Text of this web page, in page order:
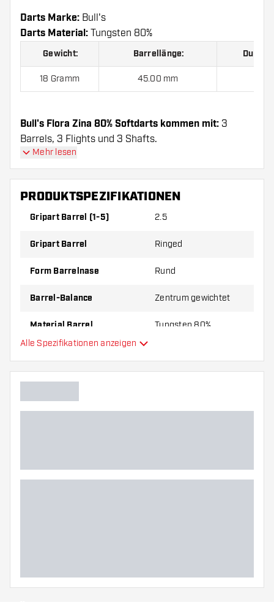
Darts Marke: Bull's
Darts Material: Tungsten 80%
Gewicht: Barrellänge:
18 Gramm 45.00 mm
Bull's Flora Zina 80% Softdarts kommen mit: 3
Barrels, 3 Flights und 3 Shafts.
Mehr lesen
PRODUKTSPEZIFIKATIONEN
Gripart Barrel (1-5) 2.5
Gripart Barrel Ringed
Form Barrelnase Rund
Barrel-Balance Zentrum gewichtet
Material Barrel Tungsten 80%
Dartspieler
Alle Spezifikationen anzeigen